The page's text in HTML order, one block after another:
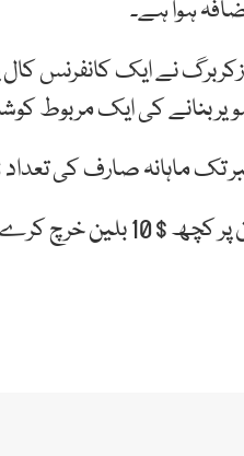
نے ایک کانفرنس کال
بنانے کی ایک مربوط
فرم نے کہا کہ وہ اس سال